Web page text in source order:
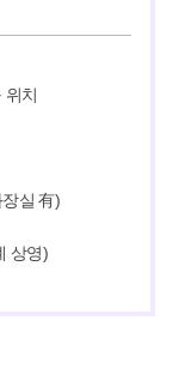
위치
실 有)
상영)